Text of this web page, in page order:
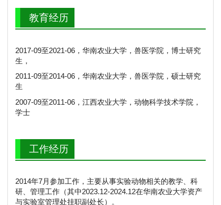
教育经历
2017-09至2021-06，华南农业大学，兽医学院，博士研究
生，
2011-09至2014-06，华南农业大学，兽医学院，硕士研究
生
2007-09至2011-06，江西农业大学，动物科学技术学院，
学士
工作经历
2014年7月参加工作，主要从事实验动物相关的教学、科
研、管理工作（其中2023.12-2024.12在华南农业大学资产
与实验室管理处挂职副处长）。